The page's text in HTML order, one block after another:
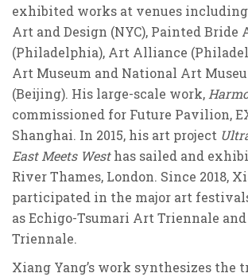
exhibited works at venues
Art and Design (NYC), Painted Bride
(Philadelphia), Art Alliance
Art Museum and National Art
(Beijing). His large-scale work,
commissioned for Future Pavilion,
Shanghai. In 2015, his art project U
East Meets Westhas sailed and
River Thames, London. Since 2018,
participated in the major art
as Echigo-Tsumari ArtTriennale
Triennale.
Xiang Yang’s work synthesizes the t